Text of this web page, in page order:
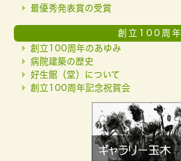
最優秀発表賞の受賞
創立100周年
創立100周年のあゆみ
病院建築の歴史
好生館（堂）について
創立100周年記念祝賀会